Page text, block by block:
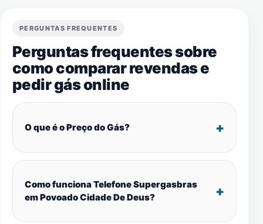
PERGUNTAS FREQUENTES
Perguntas frequentes sobre
como comparar revendas e
pedir gás online
O que é o Preço do Gás?
Como funciona Telefone Supergasbras
em Povoado Cidade De Deus?